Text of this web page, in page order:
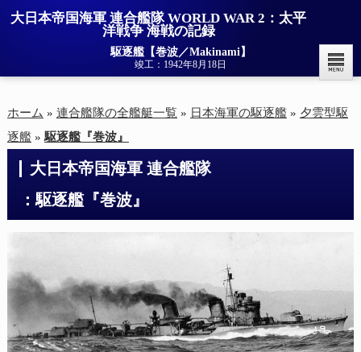
大日本帝国海軍 連合艦隊 WORLD WAR 2：太平
洋戦争 海戦の記録
駆逐艦【巻波／Makinami】
竣工：1942年8月18日
ホーム » 連合艦隊の全艦艇一覧 » 日本海軍の駆逐艦 » 夕雲型駆
逐艦 » 駆逐艦『巻波』
大日本帝国海軍 連合艦隊
：駆逐艦『巻波』